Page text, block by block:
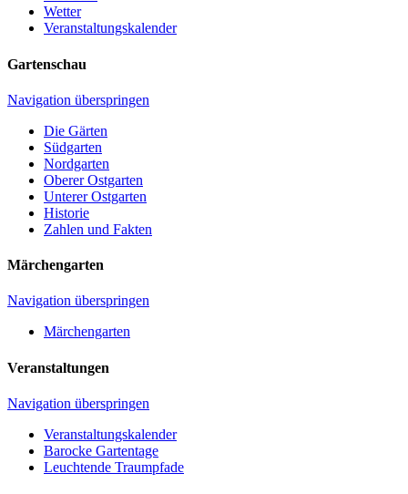
Wetter
Veranstaltungskalender
Gartenschau
Navigation überspringen
Die Gärten
Südgarten
Nordgarten
Oberer Ostgarten
Unterer Ostgarten
Historie
Zahlen und Fakten
Märchengarten
Navigation überspringen
Märchengarten
Veranstaltungen
Navigation überspringen
Veranstaltungskalender
Barocke Gartentage
Leuchtende Traumpfade